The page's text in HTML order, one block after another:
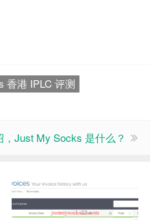
香港 IPLC 评测
Just My Socks 是什么？